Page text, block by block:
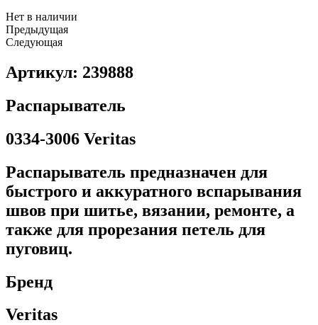
Нет в наличии
Предыдущая
Следующая
Артикул: 239888
Распарыватель
0334-3006 Veritas
Распарыватель предназначен для
быстрого и аккуратного вспарывания
швов при шитье, вязании, ремонте, а
также для прорезания петель для
пуговиц.
Бренд
Veritas